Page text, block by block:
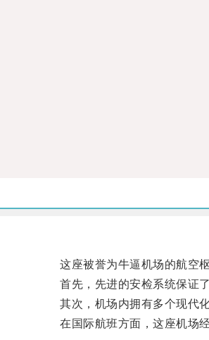
这座被誉为牛逼机场的航空枢
首先，先进的安检系统保证了
其次，机场内拥有多个现代化
在国际航班方面，这座机场经